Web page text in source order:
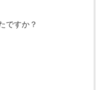
ですか？